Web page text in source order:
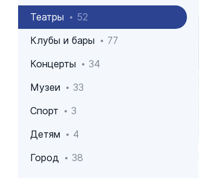
Театры
52
Клубы и бары
77
Концерты
34
Музеи
33
Спорт
3
Детям
4
Город
38